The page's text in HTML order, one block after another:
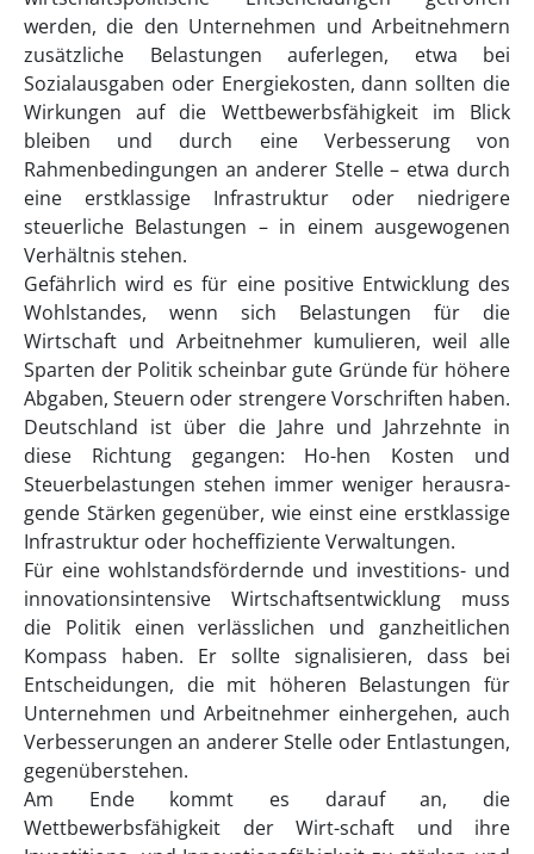
werden, die den Unternehmen und Arbeitnehmern
zusätzliche Belastungen auferlegen, etwa bei
Sozialausgaben oder Energiekosten, dann sollten die
Wirkungen auf die Wettbewerbsfähigkeit im Blick
bleiben und durch eine Verbesserung von
Rahmenbedingungen an anderer Stelle – etwa durch
eine erstklassige Infrastruktur oder niedrigere
steuerliche Belastungen – in einem ausgewogenen
Verhältnis stehen.
Gefährlich wird es für eine positive Entwicklung des
Wohlstandes, wenn sich Belastungen für die
Wirtschaft und Arbeitnehmer kumulieren, weil alle
Sparten der Politik scheinbar gute Gründe für höhere
Abgaben, Steuern oder strengere Vorschriften haben.
Deutschland ist über die Jahre und Jahrzehnte in
diese Richtung gegangen: Ho-hen Kosten und
Steuerbelastungen stehen immer weniger herausra-
gende Stärken gegenüber, wie einst eine erstklassige
Infrastruktur oder hocheffiziente Verwaltungen.
Für eine wohlstandsfördernde und investitions- und
innovationsintensive Wirtschaftsentwicklung muss
die Politik einen verlässlichen und ganzheitlichen
Kompass haben. Er sollte signalisieren, dass bei
Entscheidungen, die mit höheren Belastungen für
Unternehmen und Arbeitnehmer einhergehen, auch
Verbesserungen an anderer Stelle oder Entlastungen,
gegenüberstehen.
Am Ende kommt es darauf an, die
Wettbewerbsfähigkeit der Wirt-schaft und ihre